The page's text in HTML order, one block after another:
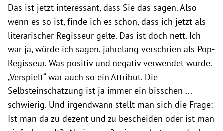
Das ist jetzt interessant, dass Sie das sagen. Also
wenn es so ist, finde ich es schön, dass ich jetzt als
literarischer Regisseur gelte. Das ist doch nett. Ich
war ja, würde ich sagen, jahrelang verschrien als Pop-
Regisseur. Was positiv und negativ verwendet wurde.
„Verspielt“ war auch so ein Attribut. Die
Selbsteinschätzung ist ja immer ein bisschen ...
schwierig. Und irgendwann stellt man sich die Frage:
Ist man da zu dezent und zu bescheiden oder ist man